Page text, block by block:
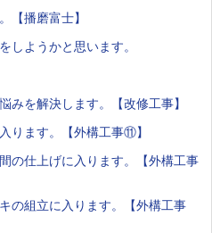
【播磨富士】
しようかと思います。
みを解決します。【改修工事】
ります。【外構工事⑪】
の仕上げに入ります。【外構工事
の組立に入ります。【外構工事